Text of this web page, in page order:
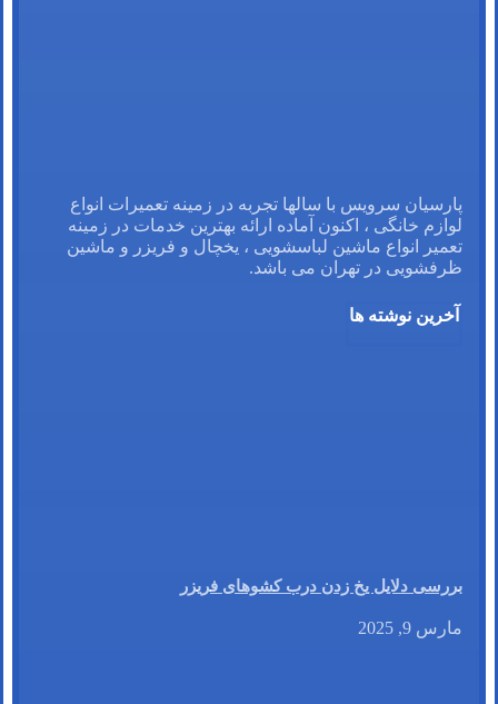
پارسیان سرویس با سالها تجربه در زمینه تعمیرات انواع
لوازم خانگی ، اکنون آماده ارائه بهترین خدمات در زمینه
تعمیر انواع ماشین لباسشویی ، یخچال و فریزر و ماشین
ظرفشویی در تهران می باشد.
آخرین نوشته ها
بررسی دلایل یخ زدن درب کشوهای فریزر
مارس 9, 2025